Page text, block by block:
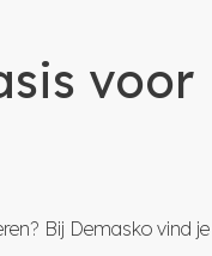
voor
Bij Demasko vind je